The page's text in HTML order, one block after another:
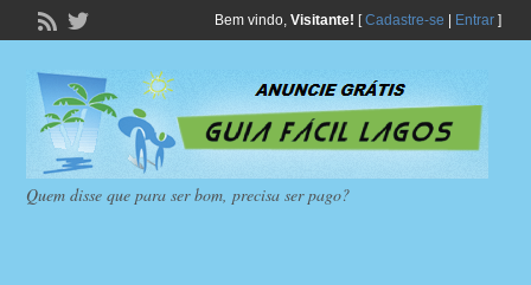
Bem vindo, Visitante! [Cadastre-se Entrar]
Quem disse que para ser bom, precisa ser pago?